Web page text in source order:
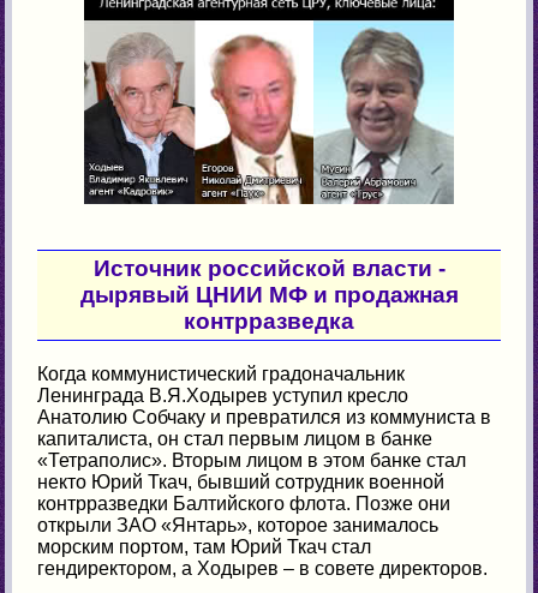
Источник российской власти -
дырявый ЦНИИ МФ и продажная
контрразведка
Когда коммунистический градоначальник
Ленинграда В.Я.Ходырев уступил кресло
Анатолию Собчаку и превратился из коммуниста в
капиталиста, он стал первым лицом в банке
«Тетраполис». Вторым лицом в этом банке стал
некто Юрий Ткач, бывший сотрудник военной
контрразведки Балтийского флота. Позже они
открыли ЗАО «Янтарь», которое занималось
морским портом, там Юрий Ткач стал
гендиректором, а Ходырев – в совете директоров.